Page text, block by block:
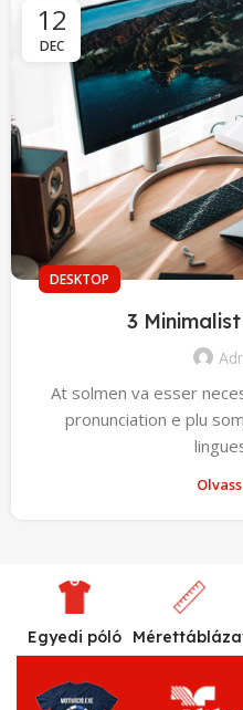
12
DEC
DESKTOP
3
At solmen va esser
pronunciation e plu
Egyedi póló